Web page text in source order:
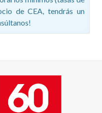
de CEA, tendrás un